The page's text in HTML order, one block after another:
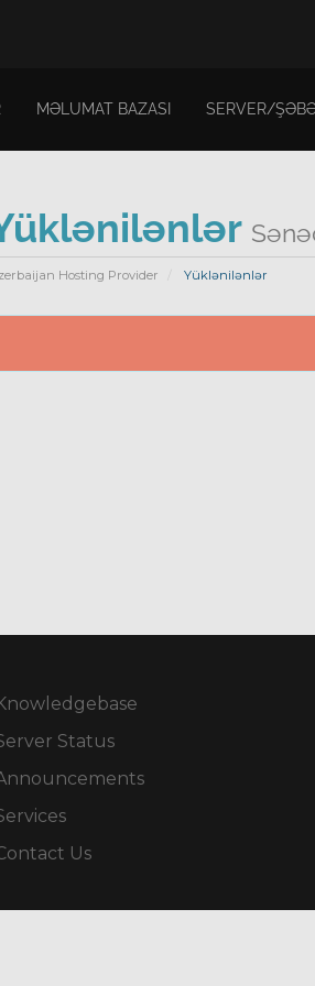
MƏLUMAT BAZASI SERVER/
Hosting Provider Yüklənilənlər
Status
Us